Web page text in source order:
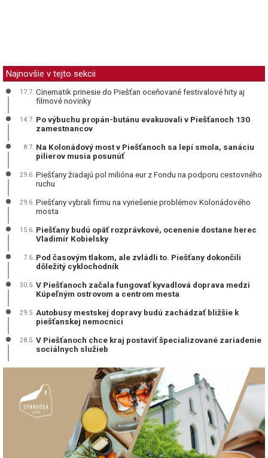
Najnovšie v tejto sekcii
17.7. Cinematik prinesie do Piešťan oceňované festivalové hity aj
filmové novinky
14.7. Po výbuchu propán-butánu evakuovali v Piešťanoch 130
zamestnancov
8.7. Na Kolonádový most v Piešťanoch sa lepí smola, sanáciu
pilierov musia posunúť
29.6. Piešťany žiadajú pol milióna eur z Fondu na podporu cestovného
ruchu
29.6. Piešťany vybrali firmu na vyriešenie problémov Kolonádového
mosta
15.6. Piešťany budú opäť rozprávkové, ocenenie dostane herec
Vladimír Kobielsky
7.6. Pod časovým tlakom, ale zvládli to. Piešťany dokončili
dôležitý cyklochodník
30.5. V Piešťanoch začala fungovať kyvadlová doprava medzi
Kúpeľným ostrovom a centrom mesta
29.5. Autobusy mestskej dopravy budú zachádzať bližšie k
piešťanskej nemocnici
28.5. V Piešťanoch chce kraj postaviť špecializované zariadenie
sociálnych služieb